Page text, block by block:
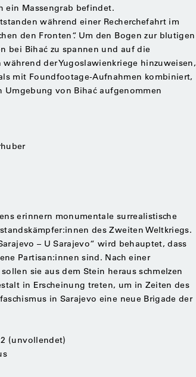
ein Massengrab befindet.
während einer Recherchefahrt im
den Fronten“. Um den Bogen zur blutigen
bei Bihać zu spannen und auf die
der Yugoslawienkriege hinzuweisen,
mit Foundfootage-Aufnahmen kombiniert,
von Bihać aufgenommen
erinnern monumentale surrealistische
des Zweiten Weltkriegs.
– U Sarajevo“ wird behauptet, dass
Partisan:innen sind. Nach einer
sie aus dem Stein heraus schmelzen
in Erscheinung treten, um in Zeiten des
in Sarajevo eine neue Brigade der
(unvollendet)